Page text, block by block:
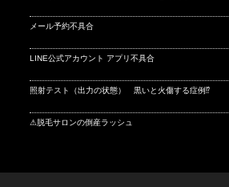
メール予約不具合
LINE公式アカウント アプリ不具合
照射テスト（出力の状態） 黒いと火傷する症例⁉
⚠脱毛サロンの倒産ラッシュ